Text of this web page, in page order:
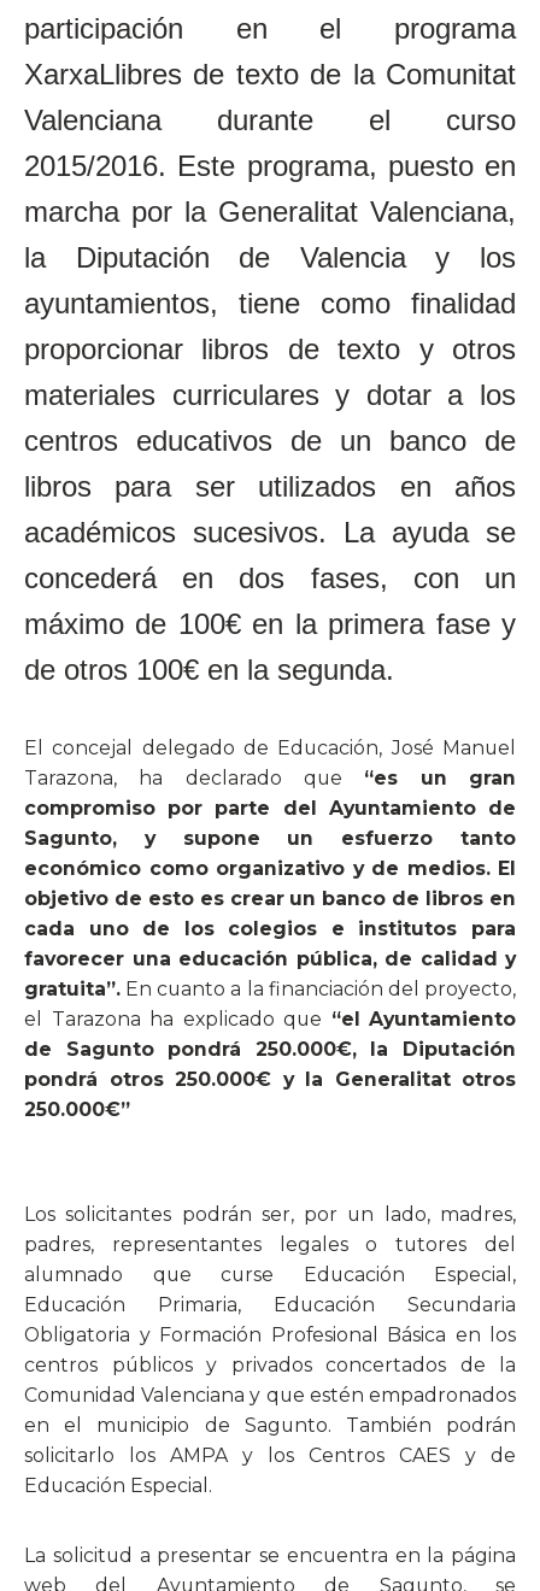
participación en el programa
XarxaLlibres de texto de la Comunitat
Valenciana durante el curso
2015/2016. Este programa, puesto en
marcha por la Generalitat Valenciana,
la Diputación de Valencia y los
ayuntamientos, tiene como finalidad
proporcionar libros de texto y otros
materiales curriculares y dotar a los
centros educativos de un banco de
libros para ser utilizados en años
académicos sucesivos. La ayuda se
concederá en dos fases, con un
máximo de 100€ en la primera fase y
de otros 100€ en la segunda.
El concejal delegado de Educación, José Manuel
Tarazona, ha declarado que “es un gran
compromiso por parte del Ayuntamiento de
Sagunto, y supone un esfuerzo tanto
económico como organizativo y de medios. El
objetivo de esto es crear un banco de libros en
cada uno de los colegios e institutos para
favorecer una educación pública, de calidad y
gratuita”. En cuanto a la financiación del proyecto,
el Tarazona ha explicado que “el Ayuntamiento
de Sagunto pondrá 250.000€, la Diputación
pondrá otros 250.000€ y la Generalitat otros
250.000€”
Los solicitantes podrán ser, por un lado, madres,
padres, representantes legales o tutores del
alumnado que curse Educación Especial,
Educación Primaria, Educación Secundaria
Obligatoria y Formación Profesional Básica en los
centros públicos y privados concertados de la
Comunidad Valenciana y que estén empadronados
en el municipio de Sagunto. También podrán
solicitarlo los AMPA y los Centros CAES y de
Educación Especial.
La solicitud a presentar se encuentra en la página
web del Ayuntamiento de Sagunto, se